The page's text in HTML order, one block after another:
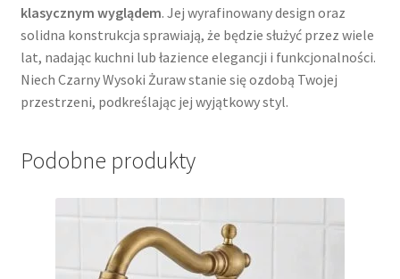
klasycznym wyglądem. Jej wyrafinowany design oraz
solidna konstrukcja sprawiają, że będzie służyć przez wiele
lat, nadając kuchni lub łazience elegancji i funkcjonalności.
Niech Czarny Wysoki Żuraw stanie się ozdobą Twojej
przestrzeni, podkreślając jej wyjątkowy styl.
Podobne produkty